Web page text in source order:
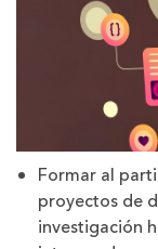
Formar al
proyectos de
investigación